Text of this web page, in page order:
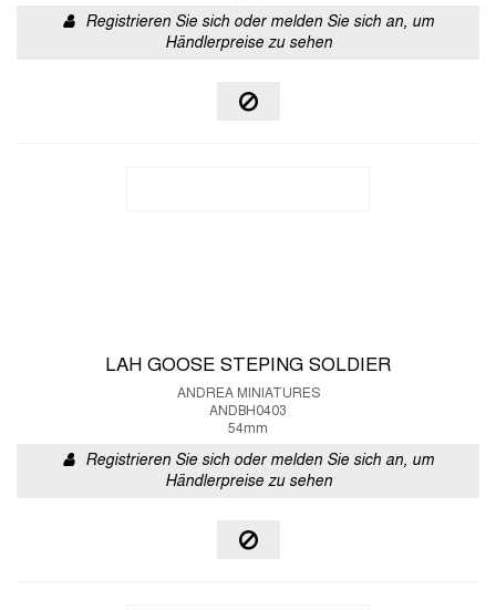
Registrieren Sie sich oder melden Sie sich an, um
Händlerpreise zu sehen
LAH GOOSE STEPING SOLDIER
ANDREA MINIATURES
ANDBH0403
54mm
Registrieren Sie sich oder melden Sie sich an, um
Händlerpreise zu sehen